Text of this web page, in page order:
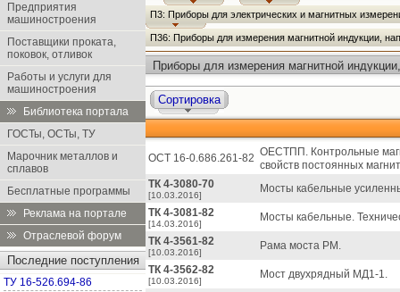
Предприятия
машиностроения
Поставщики проката,
поковок, отливок
Работы и услуги для
машиностроения
Библиотека портала
ГОСТы, ОСТы, ТУ
Марочник металлов и
сплавов
Бесплатные программы
Реклама на портале
Отраслевой форум
Последние поступления
ТУ 16-526.694-86
П3: Приборы для электрических и магнитных
П36: Приборы для измерения магнитной индукции,
Приборы для измерения магнитной
потока - Каталог ОСТ
Сортировка
ОСТ 16-0.686.261-82 ОЕСТПП. Контрольные
свойств постоянных
ТК 4-3080-70
[10.03.2016]
Мосты кабельные
ТК 4-3081-82
[14.03.2016]
Мосты кабельные.
ТК 4-3561-82
[10.03.2016]
Рама моста РМ.
ТК 4-3562-82
[10.03.2016]
Мост двухрядный МД1-1.